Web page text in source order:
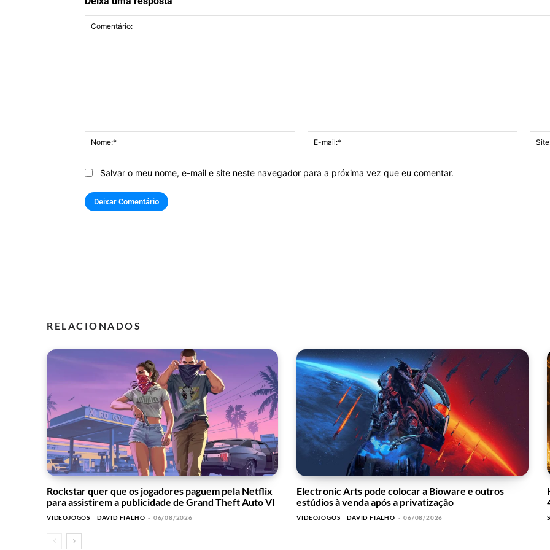
Nome:*
mail:*
Salvar o meu nome, e-mail e site neste navegador para a próxima vez que eu comentar.
RELACIONADOS
Rockstar quer que os jogadores paguem pela Netflix
para assistirem a publicidade de Grand Theft Auto VI
VIDEOJOGOS DAVID FIALHO - 06/08/2026
Electronic Arts pode colocar a Bioware e outros
estúdios à venda após a privatização
VIDEOJOGOS DAVID FIALHO - 06/08/2026